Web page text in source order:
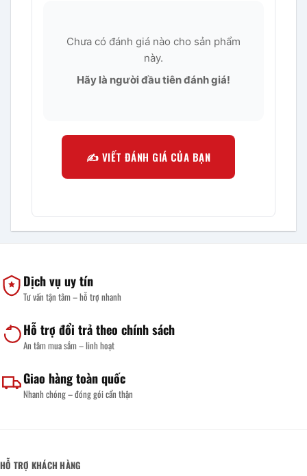
Chưa có đánh giá nào cho sản phẩm
này.
Hãy là người đầu tiên đánh giá!
✍️ VIẾT ĐÁNH GIÁ CỦA BẠN
Dịch vụ uy tín
Tư vấn tận tâm – hỗ trợ nhanh
Hỗ trợ đổi trả theo chính sách
An tâm mua sắm – linh hoạt
Giao hàng toàn quốc
Nhanh chóng – đóng gói cẩn thận
HỖ TRỢ KHÁCH HÀNG